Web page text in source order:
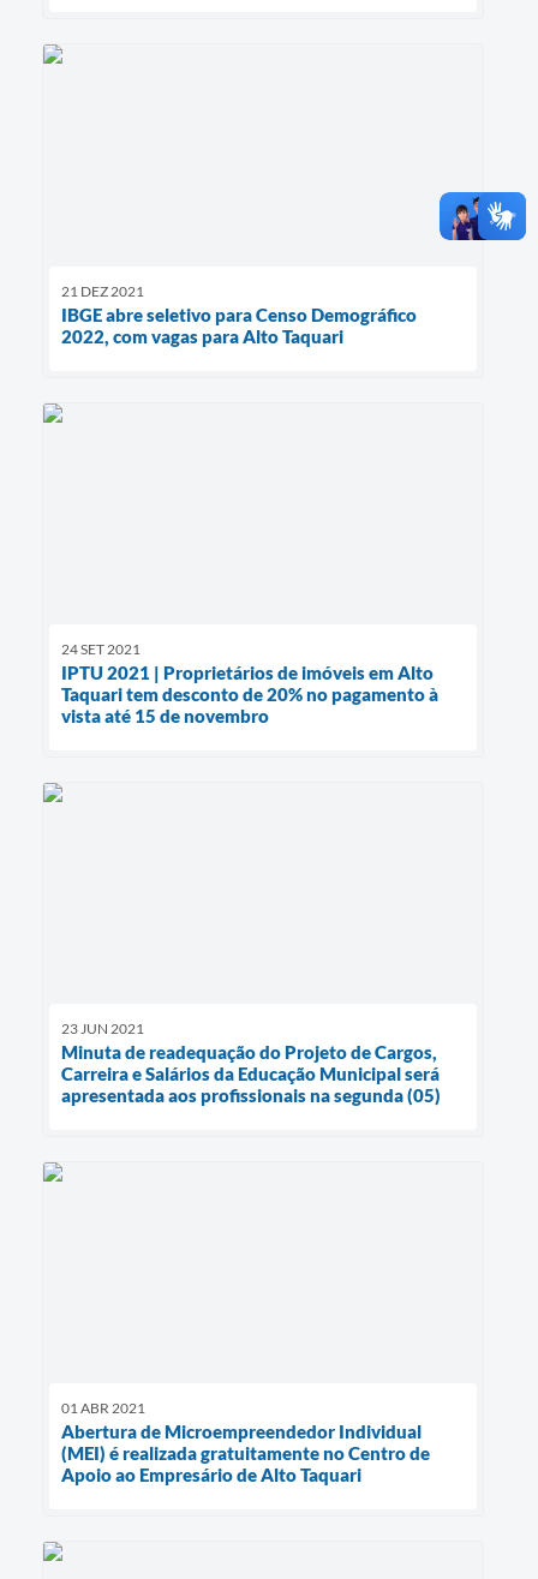
21 DEZ 2021
IBGE abre seletivo para Censo Demográfico
2022, com vagas para Alto Taquari
24 SET 2021
IPTU 2021 | Proprietários de imóveis em Alto
Taquari tem desconto de 20% no pagamento à
vista até 15 de novembro
23 JUN 2021
Minuta de readequação do Projeto de Cargos,
Carreira e Salários da Educação Municipal será
apresentada aos profissionais na segunda (05)
01 ABR 2021
Abertura de Microempreendedor Individual
(MEI) é realizada gratuitamente no Centro de
Apoio ao Empresário de Alto Taquari